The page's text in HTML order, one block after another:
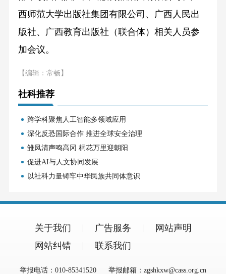
西师范大学出版社集团有限公司、广西人民出
版社、广西教育出版社（联合体）相关人员参
加会议。
【编辑：常畅】
社科推荐
跨学科聚焦人工智能多领域应用
深化反恐国际合作 推进全球安全治理
雏凤清声鸣高冈 桐花万里迎朝阳
促进AI与人文协同发展
以社科力量铸牢中华民族共同体意识
关于我们 广告服务
网站声明
网站纠错
联系我们
举报电话：010-85341520 举报邮箱：zgshkxw@cass.org.cn